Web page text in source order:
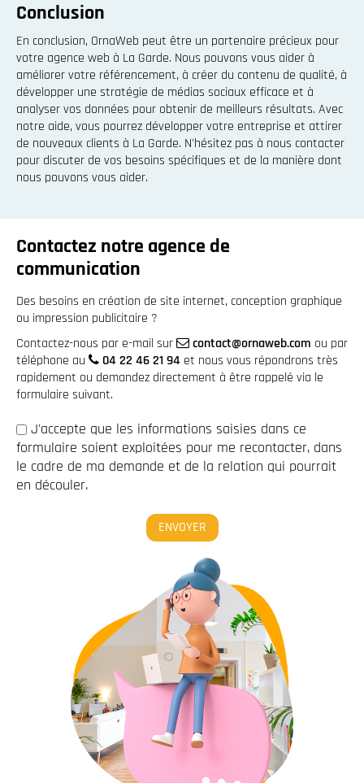
Conclusion
En conclusion, OrnaWeb peut être un partenaire précieux pour
votre agence web à La Garde. Nous pouvons vous aider à
améliorer votre référencement, à créer du contenu de qualité, à
développer une stratégie de médias sociaux efficace et à
analyser vos données pour obtenir de meilleurs résultats. Avec
notre aide, vous pourrez développer votre entreprise et attirer
de nouveaux clients à La Garde. N'hésitez pas à nous contacter
pour discuter de vos besoins spécifiques et de la manière dont
nous pouvons vous aider.
Contactez notre agence de
communication
Des besoins en création de site internet, conception graphique
ou impression publicitaire ?
Contactez-nous par e-mail sur
contact@ornaweb.com ou par
téléphone au
04 22 46 21 94 et nous vous répondrons très
rapidement ou demandez directement à être rappelé via le
formulaire suivant.
J'accepte que les informations saisies dans ce
formulaire soient exploitées pour me recontacter, dans
le cadre de ma demande et de la relation qui pourrait
en découler.